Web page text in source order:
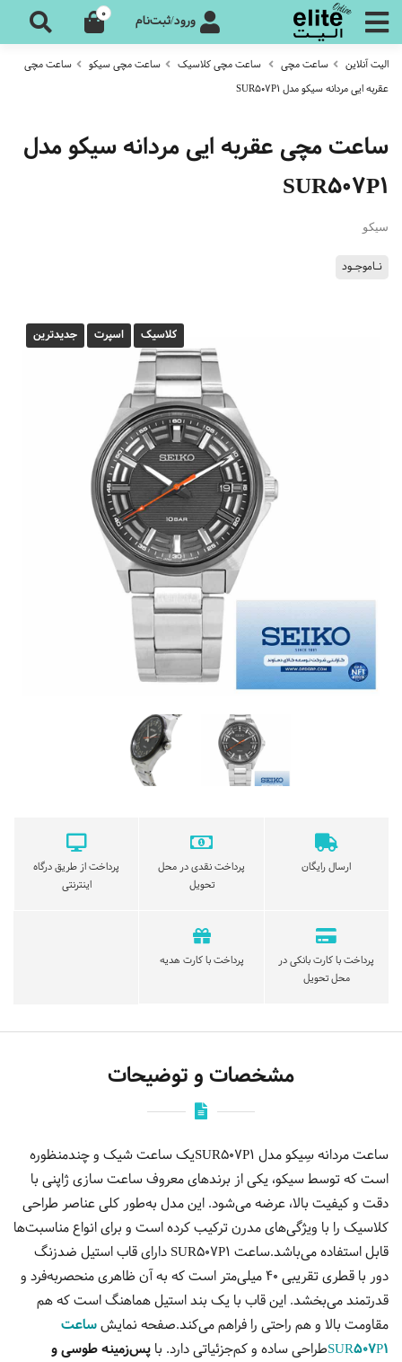
ورود/ثبت‌نام 0
الیت آنلاین ساعت مچی ساعت مچی کلاسیک ساعت مچی سیکو
ساعت مچی
عقربه ایی مردانه سیکو مدل SUR507P1
ساعت مچی عقربه ایی مردانه سیکو مدل
SUR507P1
سیکو
نـاموجـود
کلاسیک اسپرت جدیدترین
ارسال رایگان
پرداخت نقدی در محل
تحویل
پرداخت از طریق درگاه
اینترنتی
پرداخت با کارت بانکی در
محل تحویل
پرداخت با کارت هدیه
مشخصات و توضیحات
ساعت مردانه سِیکو مدل SUR507P1یک ساعت شیک و چندمنظوره
است که توسط سیکو، یکی از برندهای معروف ساعت سازی ژاپنی با
دقت و کیفیت بالا، عرضه می‌شود. این مدل به‌طور کلی عناصر طراحی
کلاسیک را با ویژگی‌های مدرن ترکیب کرده است و برای انواع مناسبت‌ها
قابل استفاده می‌باشد.ساعت SUR507P1 دارای قاب استیل ضدزنگ
دور با قطری تقریبی 40 میلی‌متر است که به آن ظاهری منحصربه‌فرد و
قدرتمند می‌بخشد. این قاب با یک بند استیل هماهنگ است که هم
مقاومت بالا و هم راحتی را فراهم می‌کند.صفحه نمایشساعت
SUR507P1طراحی ساده و کم‌جزئیاتی دارد. با پس‌زمینه طوسی و